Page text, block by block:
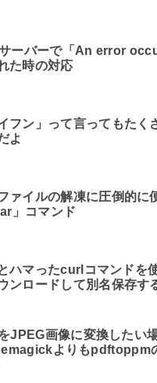
ーバーで「An error
た時の対応
イフン」って言ってもたく
よ
ァイルの解凍に圧倒的に
」コマンド
ハマったcurlコマンドを
ンロードして別名保存す
JPEG画像に変換したい
よりもpdftoppm